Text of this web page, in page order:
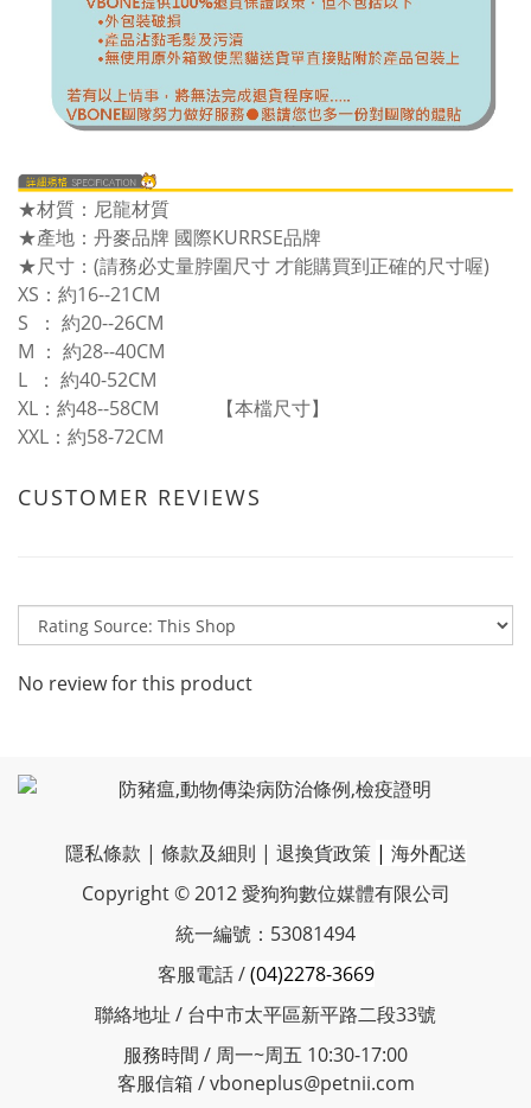
★材質：尼龍材質
★產地：丹麥品牌 國際KURRSE品牌
★尺寸：(請務必丈量脖圍尺寸 才能購買到正確的尺寸喔)
XS：約16--21CM
S ： 約20--26CM
M ： 約28--40CM
L ： 約40-52CM
XL：約48--58CM 【本檔尺寸】
XXL：約58-72CM
CUSTOMER REVIEWS
No review for this product
隱私條款 | 條款及細則 | 退換貨政策 | 海外配送
Copyright © 2012 愛狗狗數位媒體有限公司
統一編號：53081494
客服電話 /(04)2278-3669
聯絡地址 / 台中市太平區新平路二段33號
服務時間 / 周一~周五 10:30-17:00
客服信箱 / vboneplus@petnii.com